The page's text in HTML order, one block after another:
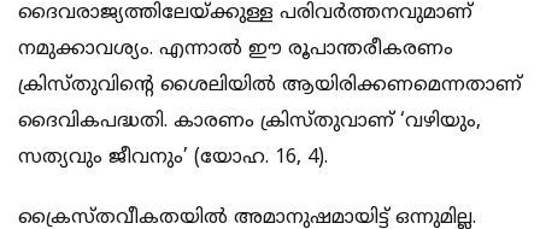
ദൈവരാജ്യത്തിലേയ്ക്കുള്ള പരിവര്‍ത്തനവുമാണ്
നമുക്കാവശ്യം. എന്നാല്‍ ഈ രൂപാന്തരീകരണം
ക്രിസ്തുവിന്‍റെ ശൈലിയില്‍ ആയിരിക്കണമെന്നതാണ്
ദൈവികപദ്ധതി. കാരണം ക്രിസ്തുവാണ് ‘വഴിയും,
സത്യവും ജീവനും’ (യോഹ. 16, 4).
ക്രൈസ്തവീകതയില്‍ അമാനുഷമായിട്ട് ഒന്നുമില്ല.